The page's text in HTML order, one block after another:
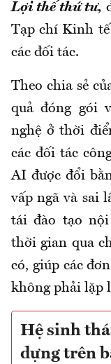
Lợi thế thứ tư,
Tạp chí Kinh
các đối tác.
Theo chia sẻ
quả đóng gói
nghệ ở thời
các đối tác
AI được đổi
vấp ngã và sai
tái đào tạo
thời gian qua
có, giúp các
không phải lặp
Hệ sinh
dựng trên